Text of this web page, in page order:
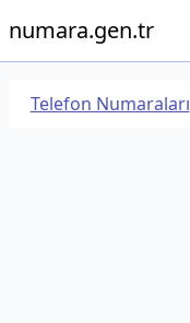
numara.gen.tr
Telefon Numaraları